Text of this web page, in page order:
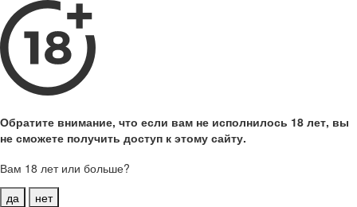
Обратите внимание, что если вам не исполнилось 18 лет, вы
не сможете получить доступ к этому сайту.
Вам 18 лет или больше?
да
нет